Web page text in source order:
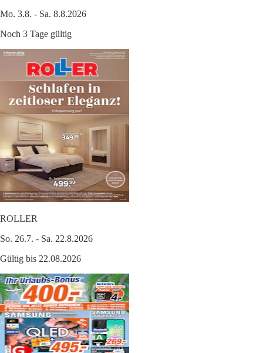
Mo. 3.8. - Sa. 8.8.2026
Noch 3 Tage gültig
ROLLER
So. 26.7. - Sa. 22.8.2026
Gültig bis 22.08.2026